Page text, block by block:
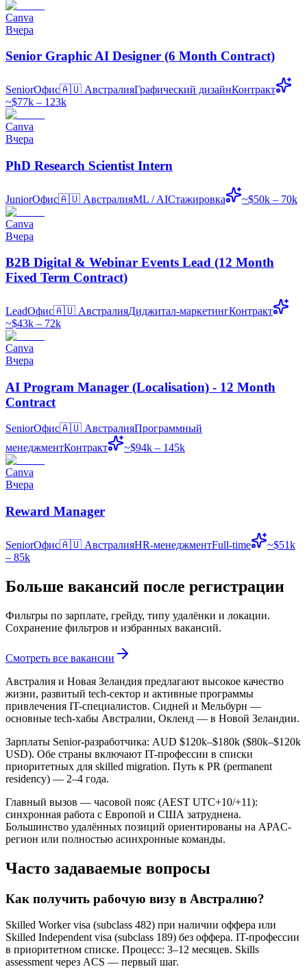
Canva
Вчера
Senior Graphic AI Designer (6 Month Contract)
SeniorОфис🇦🇺 АвстралияГрафический дизайнКонтракт
~$77k – 123k
Canva
Вчера
PhD Research Scientist Intern
JuniorОфис🇦🇺 АвстралияML / AIСтажировка ~$50k – 70k
Canva
Вчера
B2B Digital & Webinar Events Lead (12 Month
Fixed Term Contract)
LeadОфис🇦🇺 АвстралияДиджитал-маркетингКонтракт
~$43k – 72k
Canva
Вчера
AI Program Manager (Localisation) - 12 Month
Contract
SeniorОфис🇦🇺 АвстралияПрограммный
менеджментКонтракт ~$94k – 145k
Canva
Вчера
Reward Manager
SeniorОфис🇦🇺 АвстралияHR-менеджментFull-time
~$51k
– 85k
Больше вакансий после регистрации
Фильтры по зарплате, грейду, типу удалёнки и локации.
Сохранение фильтров и избранных вакансий.
Смотреть все вакансии
Австралия и Новая Зеландия предлагают высокое качество
жизни, развитый tech-сектор и активные программы
привлечения IT-специалистов. Сидней и Мельбурн —
основные tech-хабы Австралии, Окленд — в Новой Зеландии.
Зарплаты Senior-разработчика: AUD $120k–$180k ($80k–$120k
USD). Обе страны включают IT-профессии в списки
приоритетных для skilled migration. Путь к PR (permanent
residency) — 2–4 года.
Главный вызов — часовой пояс (AEST UTC+10/+11):
синхронная работа с Европой и США затруднена.
Большинство удалённых позиций ориентированы на APAC-
регион или полностью асинхронные команды.
Часто задаваемые вопросы
Как получить рабочую визу в Австралию?
Skilled Worker visa (subclass 482) при наличии оффера или
Skilled Independent visa (subclass 189) без оффера. IT-профессии
в приоритетном списке. Процесс: 3–12 месяцев. Skills
assessment через ACS — первый шаг.